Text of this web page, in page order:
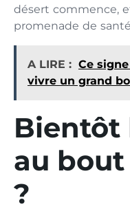
désert commence,
promenade de
A LIRE : Ce
vivre un grand
Bientôt
au
?